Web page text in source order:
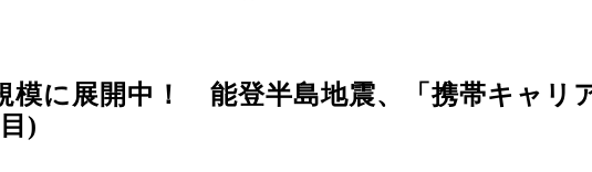
模に展開中！ 能登半島地震、「携帯キャリ
)